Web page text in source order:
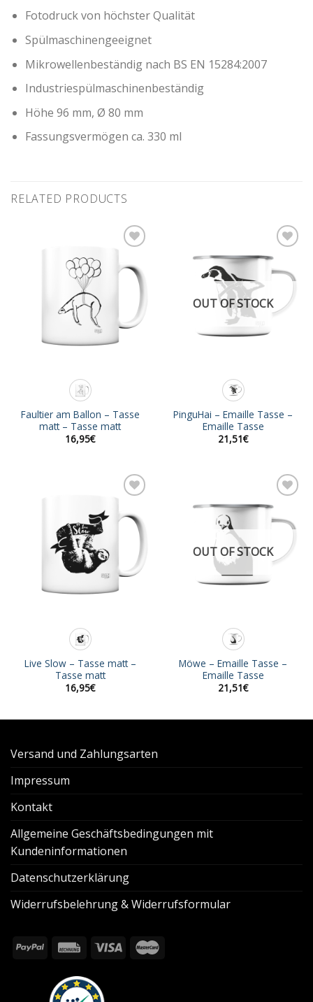
Fotodruck von höchster Qualität
Spülmaschinengeeignet
Mikrowellenbeständig nach BS EN 15284:2007
Industriespülmaschinenbeständig
Höhe 96 mm, Ø 80 mm
Fassungsvermögen ca. 330 ml
RELATED PRODUCTS
wishlist
Faultier am Ballon – Tasse
matt – Tasse matt
16,95€
Add to
wishlist
OUT OF STOCK
PinguHai – Emaille Tasse –
Emaille Tasse
21,51€
wishlist
Live Slow – Tasse matt –
Tasse matt
16,95€
Add to
wishlist
OUT OF STOCK
Möwe – Emaille Tasse –
Emaille Tasse
21,51€
Versand und Zahlungsarten
Impressum
Kontakt
Allgemeine Geschäftsbedingungen mit
Kundeninformationen
Datenschutzerklärung
Widerrufsbelehrung & Widerrufsformular